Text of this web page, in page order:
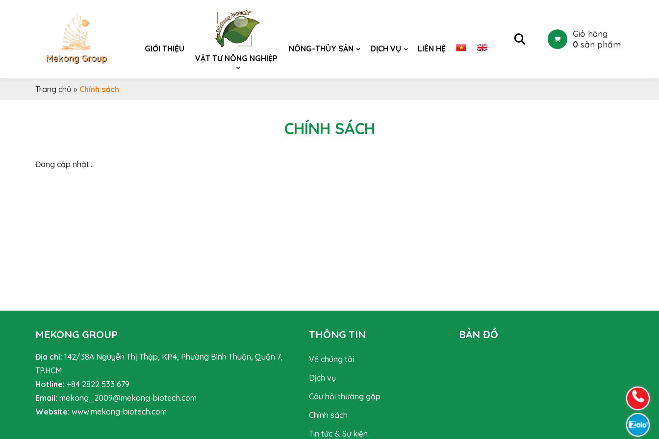
Mekong Group
GIỚI THIỆU
VẬT TƯ NÔNG NGHIỆP
NÔNG-THỦY SẢN DỊCH VỤ LIÊN HỆ
Giỏ hàng
0 sản phẩm
Trang chủ » Chính sách
CHÍNH SÁCH
Đang cập nhật...
MEKONG GROUP
Địa chỉ: 142/38A Nguyễn Thị Thập, KP.4, Phường Bình Thuận, Quận 7,
TP.HCM
Hotline: +84 2822 533 679
Email: mekong_2009@mekong-biotech.com
Website: www.mekong-biotech.com
THÔNG TIN
Về chúng tôi
Dịch vụ
Câu hỏi thường gặp
Chính sách
Tin tức & Sự kiện
BẢN ĐỒ